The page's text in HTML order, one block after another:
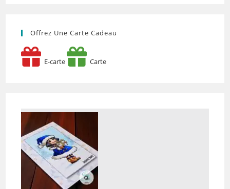
Offrez Une Carte Cadeau
E-carte Carte